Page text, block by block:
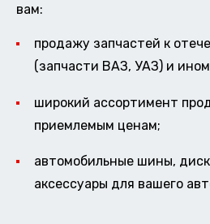
вам:
продажу запчастей к
(запчасти ВАЗ, УАЗ) и
широкий ассортимент
приемлемым ценам;
автомобильные шины,
аксессуары для вашего